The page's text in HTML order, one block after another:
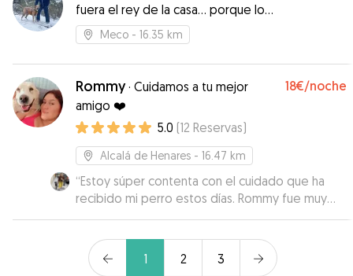
fuera el rey de la casa… porque lo
es.” 👑🐶
Meco - 16.35 km
Rommy· Cuidamos a tu mejor
amigo ❤️
18€/noche
5.0 (12 Reservas)
Alcalá de Henares - 16.47 km
“Estoy súper contenta con el cuidado que ha
recibido mi perro estos días. Rommy fue muy
atenta desde el principio, y durante todos estos
fotos. En todas las fotos se veía que Oreo
estaba feliz, relajado y bien atendido. Sin duda
1 2 3